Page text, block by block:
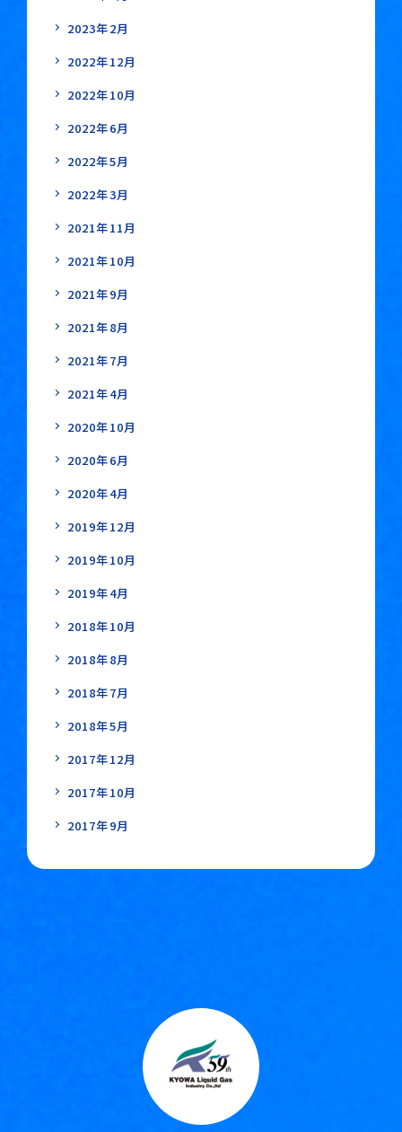
2023年2月
2022年12月
2022年10月
2022年6月
2022年5月
2022年3月
2021年11月
2021年10月
2021年9月
2021年8月
2021年7月
2021年4月
2020年10月
2020年6月
2020年4月
2019年12月
2019年10月
2019年4月
2018年10月
2018年8月
2018年7月
2018年5月
2017年12月
2017年10月
2017年9月